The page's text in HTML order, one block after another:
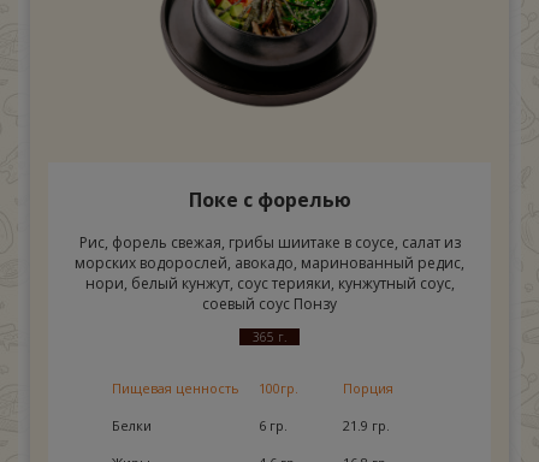
Поке с форелью
Рис, форель свежая, грибы шиитаке в соусе, салат из
морских водорослей, авокадо, маринованный редис,
нори, белый кунжут, соус терияки, кунжутный соус,
соевый соус Понзу
365 г.
Пищевая ценность 100гр. Порция
Белки 6 гр. 21.9 гр.